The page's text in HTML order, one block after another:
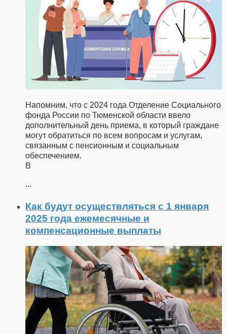
Напомним, что с 2024 года Отделение Социального
фонда России по Тюменской области ввело
дополнительный день приема, в который граждане
могут обратиться по всем вопросам и услугам,
связанным с пенсионным и социальным
обеспечением.
В
...
Как будут осуществляться с 1 января
2025 года ежемесячные и
компенсационные выплаты